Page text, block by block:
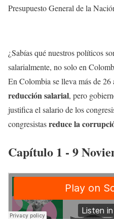
Presupuesto General de la
¿Sabías qué nuestros políticos
salarialmente, no solo en
En Colombia se lleva más de
reducción salarial, pero
justifica el salario de los
congresistasreduce la
Capítulo 1 - 9